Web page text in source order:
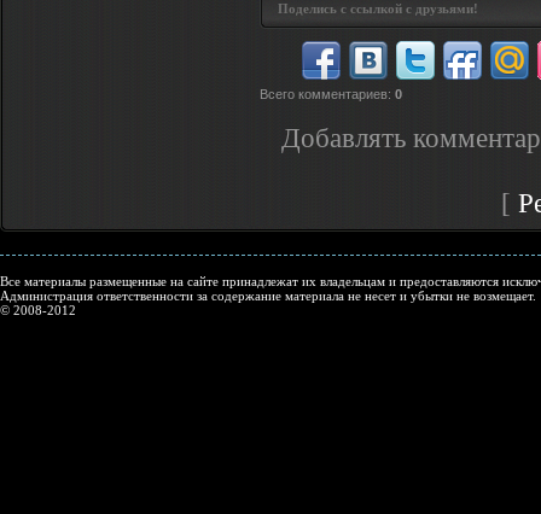
Поделись с ссылкой с друзьями!
Всего комментариев: 0
Добавлять
[
Все материалы размещенные на сайте принадлежат их владельцам и предоставляются
Администрация ответственности за содержание материала не несет и убытки не возмещает.
© 2008-2012